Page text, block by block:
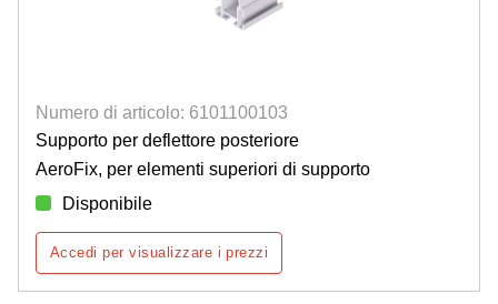
Numero di articolo: 6101100103
Supporto per deflettore posteriore
AeroFix, per elementi superiori di supporto
Disponibile
Accedi per visualizzare i prezzi